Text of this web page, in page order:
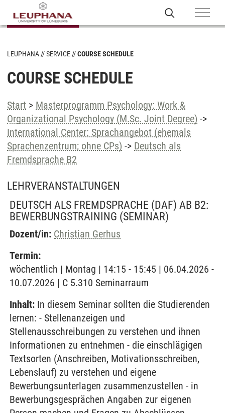
LEUPHANA SERVICE COURSE SCHEDULE
COURSE SCHEDULE
Start > Masterprogramm Psychology: Work &
Organizational Psychology (M.Sc. Joint Degree) ->
International Center: Sprachangebot (ehemals
Sprachenzentrum; ohne CPs) -> Deutsch als
Fremdsprache B2
LEHRVERANSTALTUNGEN
DEUTSCH ALS FREMDSPRACHE (DAF) AB B2:
BEWERBUNGSTRAINING (SEMINAR)
Dozent/in: Christian Gerhus
Termin:
wöchentlich | Montag | 14:15 - 15:45 | 06.04.2026 -
10.07.2026 | C 5.310 Seminarraum
Inhalt: In diesem Seminar sollten die Studierenden
lernen: - Stellenanzeigen und
Stellenausschreibungen zu verstehen und ihnen
Informationen zu entnehmen - die einschlägigen
Textsorten (Anschreiben, Motivationsschreiben,
Lebenslauf) zu verstehen und eigene
Bewerbungsunterlagen zusammenzustellen - in
Bewerbungsgesprächen Angaben zur eigenen